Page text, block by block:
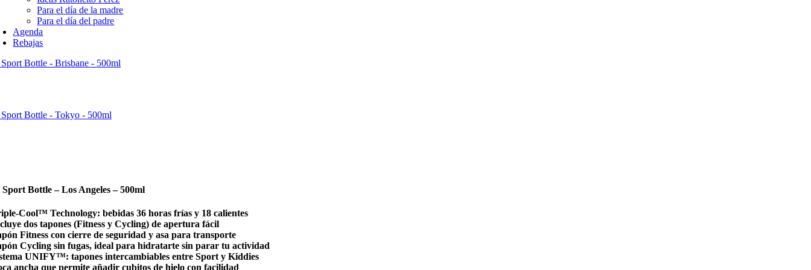
Para el día de la madre
Para el día del padre
Agenda
Rebajas
Bottle - Brisbane - 500ml
Bottle - Tokyo - 500ml
Sport Bottle – Los Angeles – 500ml
Cool™ Technology: bebidas 36 horas frías y 18 calientes
dos tapones (Fitness y Cycling) de apertura fácil
Fitness con cierre de seguridad y asa para transporte
Cycling sin fugas, ideal para hidratarte sin parar tu actividad
UNIFY™: tapones intercambiables entre Sport y Kiddies
ancha que permite añadir cubitos de hielo con facilidad